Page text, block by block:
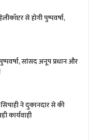
से होगी पुष्पवर्षा,
सांसद अनूप प्रधान और
ने दुकानदार से की
कार्यवाही